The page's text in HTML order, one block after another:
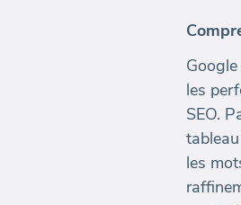
les
SEO.
les